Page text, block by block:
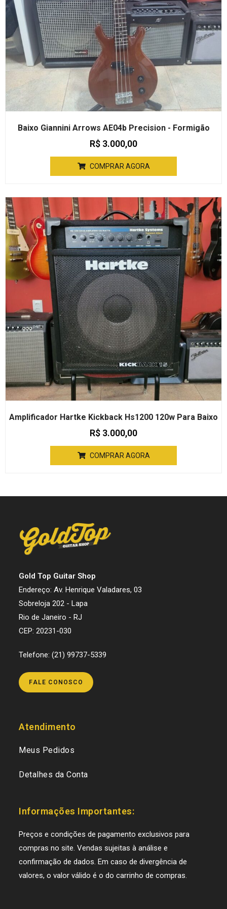
Baixo Giannini Arrows AE04b Precision - Formigão
R$ 3.000,00
COMPRAR AGORA
Amplificador Hartke Kickback Hs1200 120w Para Baixo
R$ 3.000,00
COMPRAR AGORA
Gold Top Guitar Shop
Endereço: Av. Henrique Valadares, 03
Sobreloja 202 - Lapa
Rio de Janeiro - RJ
CEP: 20231-030
Telefone: (21) 99737-5339
FALE CONOSCO
Atendimento
Meus Pedidos
Detalhes da Conta
Informações Importantes:
Preços e condições de pagamento exclusivos para
compras no site. Vendas sujeitas à análise e
confirmação de dados. Em caso de divergência de
valores, o valor válido é o do carrinho de compras.